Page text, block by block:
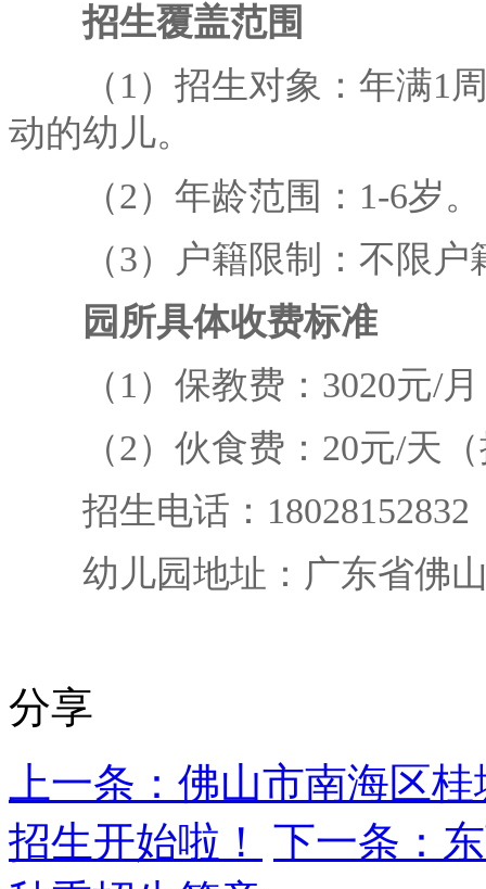
招生覆盖范围
（1）招生对象：年满1周
动的幼儿。
（2）年龄范围：1-6岁。
（3）户籍限制：不限户
园所具体收费标准
（1）保教费：3020元/月
（2）伙食费：20元/天（
招生电话：18028152832
幼儿园地址：广东省佛山
分享
上一条：佛山市南海区
招生开始啦！
下一条：